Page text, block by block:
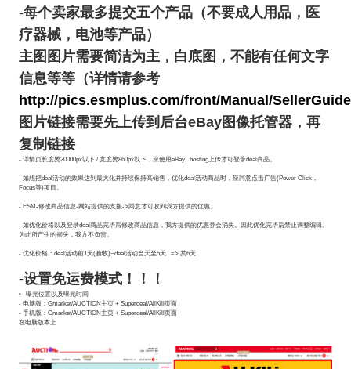
-每个卖家最多提交五个产品（不要成人用品，医
疗器械，电池等产品）
主图图片需要简洁为主，白底图，不能有任何文字
信息等等（详情请参考
http://pics.esmplus.com/front/Manual/
图片链接需要先上传到后台eBay图像托管器，再
复制链接
- 详情页长度要20000px以下 / 宽度要860px以下，应使用eBay hosting上传才可登录deal商品。
- 如想把deal活动的效果达到最大化并持续保持高销售，优化deal活动商品时，应同意点击广告(Power Click，
Focus等)项目。
- ESM-修改商品信息-网站提供的支援->同意才可收到我方提供的优惠。
- 如优化价格以及登录deal商品完毕后修改商品信息，我方提供的优惠券会消失。因此优化完毕后禁止调整编辑。
为此所产生的损失，我方不负责。
- 优化价格：deal活动前1天(验收)~deal活动当天至5天 => 共6天
-设置免运费模式！！！
• 曝光位置以及曝光时间
- 电脑版：Gmarket/AUCTION主页 + Superdeal/AllKill页面
- 手机版：Gmarket/AUCTION主页 + Superdeal/AllKill页面
在电脑版本上